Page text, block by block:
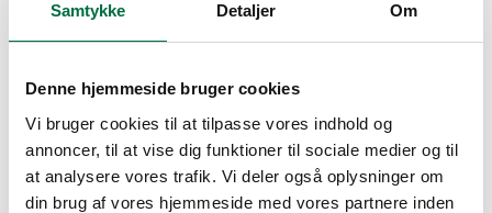
Samtykke Detaljer Om
Denne hjemmeside bruger cookies
Vi bruger cookies til at tilpasse vores indhold og
annoncer, til at vise dig funktioner til sociale medier og til
at analysere vores trafik. Vi deler også oplysninger om
din brug af vores hjemmeside med vores partnere inden